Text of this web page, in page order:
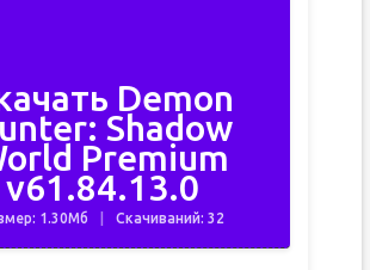
Demon
Shadow
Premium
v61.84.13.0
1.30Мб Скачиваний: 32